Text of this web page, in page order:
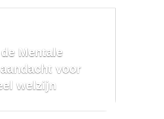
Mentale
voor
welzijn